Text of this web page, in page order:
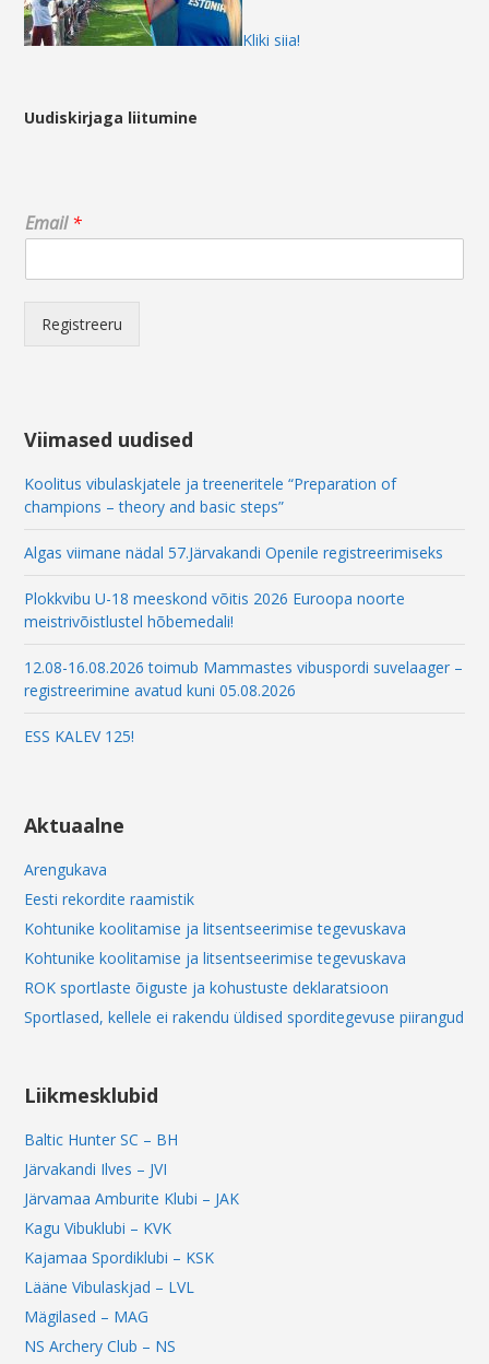
Kliki siia!
Uudiskirjaga liitumine
*
*
Email*
Registreeru
Viimased uudised
Koolitus vibulaskjatele ja treeneritele “Preparation of
champions – theory and basic steps”
Algas viimane nädal 57.Järvakandi Openile registreerimiseks
Plokkvibu U-18 meeskond võitis 2026 Euroopa noorte
meistrivõistlustel hõbemedali!
12.08-16.08.2026 toimub Mammastes vibuspordi suvelaager –
registreerimine avatud kuni 05.08.2026
ESS KALEV 125!
Aktuaalne
Arengukava
Eesti rekordite raamistik
Kohtunike koolitamise ja litsentseerimise tegevuskava
Kohtunike koolitamise ja litsentseerimise tegevuskava
ROK sportlaste õiguste ja kohustuste deklaratsioon
Sportlased, kellele ei rakendu üldised sporditegevuse piirangud
Liikmesklubid
Baltic Hunter SC – BH
Järvakandi Ilves – JVI
Järvamaa Amburite Klubi – JAK
Kagu Vibuklubi – KVK
Kajamaa Spordiklubi – KSK
Lääne Vibulaskjad – LVL
Mägilased – MAG
NS Archery Club – NS